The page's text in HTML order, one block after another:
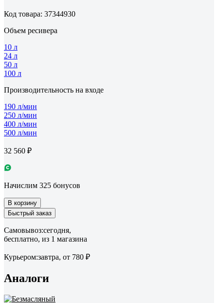
Код товара: 37344930
Объем ресивера
10 л
24 л
50 л
100 л
Производительность на входе
190 л/мин
250 л/мин
400 л/мин
500 л/мин
32 560 ₽
Начислим 325 бонусов
В корзину
Быстрый заказ
Самовывоз:сегодня,
бесплатно, из 1 магазина
Курьером:завтра, от 780 ₽
Аналоги